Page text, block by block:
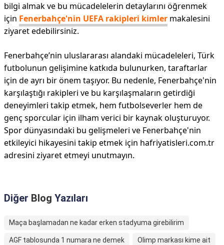
bilgi almak ve bu mücadelelerin detaylarını öğrenmek
için Fenerbahçe'nin UEFA rakipleri kimler makalesini
ziyaret edebilirsiniz.
Fenerbahçe’nin uluslararası alandaki mücadeleleri, Türk
futbolunun gelişimine katkıda bulunurken, taraftarlar
için de ayrı bir önem taşıyor. Bu nedenle, Fenerbahçe'nin
karşılaştığı rakipleri ve bu karşılaşmaların getirdiği
deneyimleri takip etmek, hem futbolseverler hem de
genç sporcular için ilham verici bir kaynak oluşturuyor.
Spor dünyasındaki bu gelişmeleri ve Fenerbahçe'nin
etkileyici hikayesini takip etmek için hafriyatisleri.com.tr
adresini ziyaret etmeyi unutmayın.
Diğer Blog Yazıları
Maça başlamadan ne kadar erken stadyuma girebilirim
AGF tablosunda 1 numara ne demek Olimp markası kime ait